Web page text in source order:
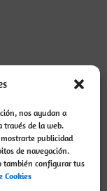
nos ayudan a
través de la web.
publicidad
de navegación.
también configurar tus
Cookies